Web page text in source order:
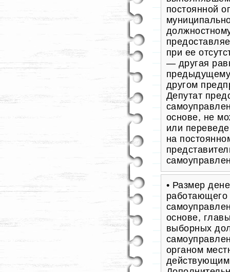
постоянной
при ее
— другая
предыдущему
другом
Депутат
основе, не
или
на
• Размер
работающего
основе,
выборных
органом
действующим